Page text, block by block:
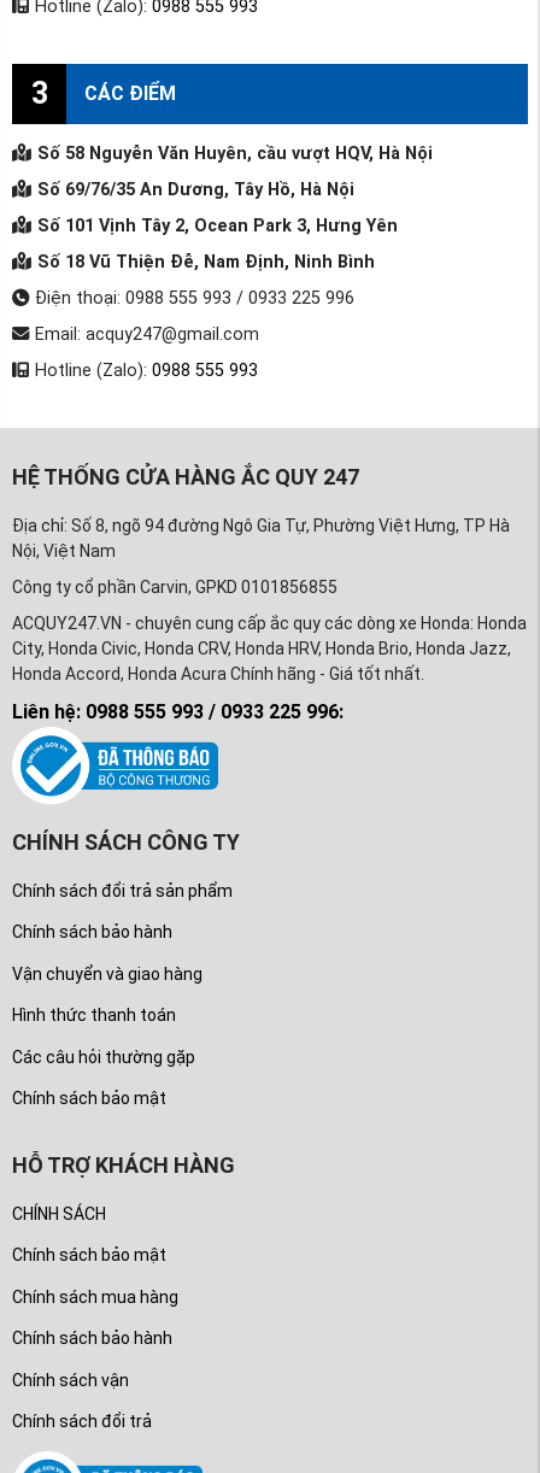
Hotline (Zalo): 0988 555 993
3 CÁC ĐIỂM
Số 58 Nguyễn Văn Huyên, cầu vượt HQV, Hà Nội
Số 69/76/35 An Dương, Tây Hồ, Hà Nội
Số 101 Vịnh Tây 2, Ocean Park 3, Hưng Yên
Số 18 Vũ Thiện Đễ, Nam Định, Ninh Bình
Điện thoại: 0988 555 993 / 0933 225 996
Email: acquy247@gmail.com
Hotline (Zalo): 0988 555 993
HỆ THỐNG CỬA HÀNG ẮC QUY 247
Địa chỉ: Số 8, ngõ 94 đường Ngô Gia Tự, Phường Việt Hưng, TP Hà
Nội, Việt Nam
Công ty cổ phần Carvin, GPKD 0101856855
ACQUY247.VN - chuyên cung cấp ắc quy các dòng xe Honda: Honda
City, Honda Civic, Honda CRV, Honda HRV, Honda Brio, Honda Jazz,
Honda Accord, Honda Acura Chính hãng - Giá tốt nhất.
Liên hệ: 0988 555 993 / 0933 225 996:
CHÍNH SÁCH CÔNG TY
Chính sách đổi trả sản phẩm
Chính sách bảo hành
Vận chuyển và giao hàng
Hình thức thanh toán
Các câu hỏi thường gặp
Chính sách bảo mật
HỖ TRỢ KHÁCH HÀNG
CHÍNH SÁCH
Chính sách bảo mật
Chính sách mua hàng
Chính sách bảo hành
Chính sách vận
Chính sách đổi trả